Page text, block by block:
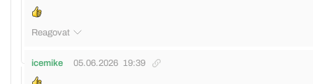
Reagovat
icemike 05.06.2026 19:39